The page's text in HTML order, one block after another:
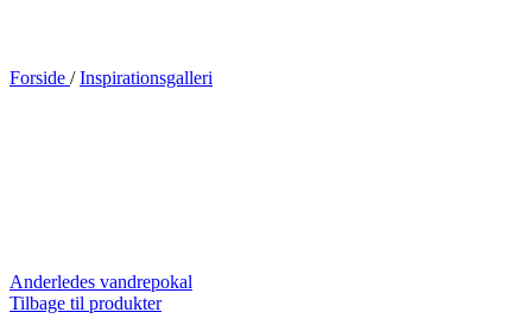
Forside / Inspirationsgalleri
Anderledes vandrepokal
Tilbage til produkter